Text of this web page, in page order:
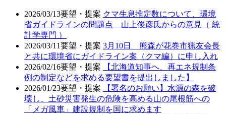
2026/03/13要望・提案 クマ生息推定数について、環境
省ガイドラインの問題点 山上俊彦氏からの意見（ 統
計学専門 ）
2026/03/11要望・提案 3月10日 熊森が花巻市猟友会長
と共に環境省にガイドライン案（クマ編）に申し入れ
2026/02/16要望・提案
【北海道知事へ、再エネ規制条
例の制定などを求める要望書を提出しました】
2026/01/23要望・提案
【署名のお願い】水源の森を破
壊し、土砂災害発生の危険を高める山の尾根筋への
「メガ風車」建設規制を国に求めます